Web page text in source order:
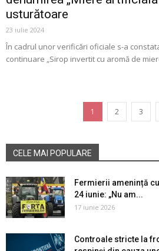
usturătoare
23 iulie 2024
În cadrul unor verificări oficiale s-a
continuare „Sirop invertit cu aromă de
1 2 3
CELE MAI POPULARE
Fermierii amenință
24 iunie: „Nu am...
17 iunie 2026
Controale stricte la